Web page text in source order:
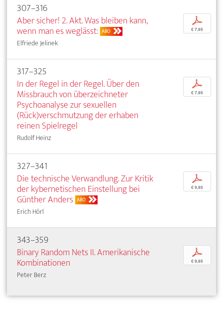
307–316
Aber sicher! 2. Akt. Was bleiben kann,
wenn man es weglässt: ABO
Elfriede Jelinek
p
€ 7,95
317–325
In der Regel in der Regel. Über den
Missbrauch von überzeichneter
Psychoanalyse zur sexuellen
(Rück)verschmutzung der erhaben
reinen Spielregel
Rudolf Heinz
p
€ 7,95
327–341
Die technische Verwandlung. Zur Kritik
der kybernetischen Einstellung bei
Günther Anders ABO
Erich Hörl
p
€ 9,95
343–359
Binary Random Nets II. Amerikanische
Kombinationen
Peter Berz
p
€ 9,95